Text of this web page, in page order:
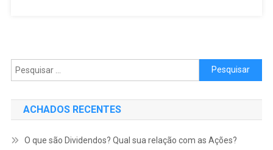
Pesquisar por:
ACHADOS RECENTES
O que são Dividendos? Qual sua relação com as Ações?